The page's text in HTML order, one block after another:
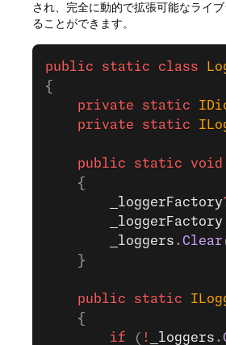
され、完全に動的で拡張可能なライ
ることができます。
public static class
{
    private
static
    private
static
    public
static void
    {
        _loggerFactory
        _loggerFactory
        _loggers
.Clear
    }
    public
static
    {
        if
( ! _loggers .